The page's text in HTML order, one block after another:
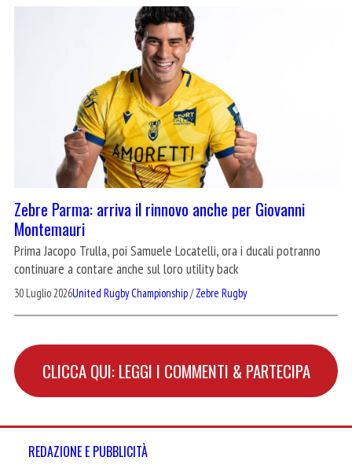
Zebre Parma: arriva il rinnovo anche per Giovanni
Montemauri
Prima Jacopo Trulla, poi Samuele Locatelli, ora i ducali potranno
continuare a contare anche sul loro utility back
30 Luglio 2026United Rugby Championship/Zebre Rugby
CLICCA QUI: LEGGI I COMMENTI & PARTECIPA
REDAZIONE E PUBBLICITÀ